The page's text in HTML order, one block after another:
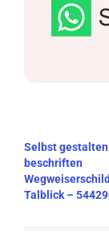
Selbst
beschriften
Talblick –